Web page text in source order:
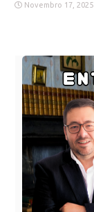
Novembro 17, 2025